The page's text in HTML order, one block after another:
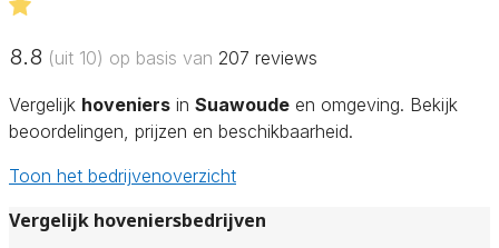
8.8 (uit 10) op basis van 207 reviews
Vergelijk hoveniers in Suawoude en omgeving. Bekijk
beoordelingen, prijzen en beschikbaarheid.
Toon het bedrijvenoverzicht
Vergelijk hoveniersbedrijven